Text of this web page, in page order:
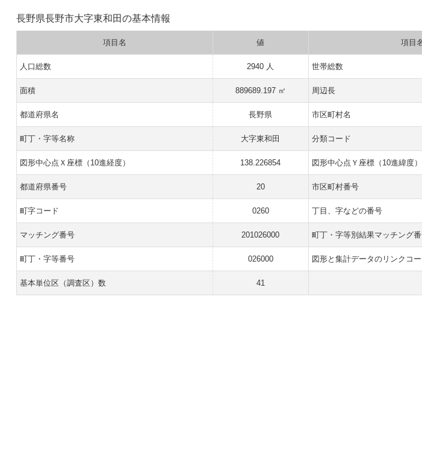
長野県長野市大字東和田の基本情報
項目名 値 項目
人口総数 2940 人 世帯総数
面積 889689.197 ㎡ 周辺長
都道府県名 長野県 市区町村名
町丁・字等名称 大字東和田 分類コード
図形中心点Ｘ座標（10進経度） 138.226854 図形中心点Ｙ座標（10進緯度）
都道府県番号 20 市区町村番号
町字コード 0260 丁目、字などの番号
マッチング番号 201026000 町丁・字等別結果マッチング
町丁・字等番号 026000 図形と集計データのリンクコ
基本単位区（調査区）数 41